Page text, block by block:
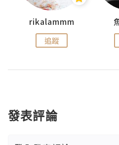
rikalammm
追蹤
發表評論